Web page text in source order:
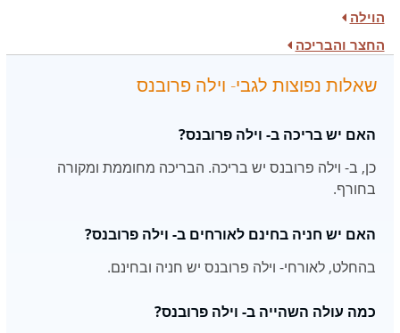
הוילה
החצר והבריכה
שאלות נפוצות לגבי- וילה פרובנס
האם יש בריכה ב- וילה פרובנס?
כן, ב- וילה פרובנס יש בריכה. הבריכה מחוממת ומקורה
בחורף.
האם יש חניה בחינם לאורחים ב- וילה פרובנס?
בהחלט, לאורחי- וילה פרובנס יש חניה ובחינם.
כמה עולה השהייה ב- וילה פרובנס?